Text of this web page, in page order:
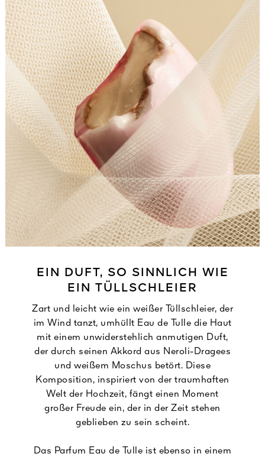
EIN DUFT, SO SINNLICH WIE
EIN TÜLLSCHLEIER
Zart und leicht wie ein weißer Tüllschleier, der
im Wind tanzt, umhüllt Eau de Tulle die Haut
mit einem unwiderstehlich anmutigen Duft,
der durch seinen Akkord aus Neroli-Dragees
und weißem Moschus betört. Diese
Komposition, inspiriert von der traumhaften
Welt der Hochzeit, fängt einen Moment
großer Freude ein, der in der Zeit stehen
geblieben zu sein scheint.
Das Parfum Eau de Tulle ist ebenso in einem